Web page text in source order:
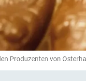
Produzenten von